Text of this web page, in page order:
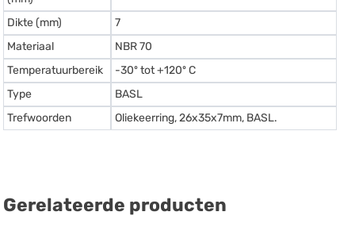
Dikte (mm)
7
Materiaal
NBR 70
Temperatuurbereik
-30º tot +120º C
Type
BASL
Trefwoorden
Oliekeerring, 26x35x7mm, BASL.
Gerelateerde producten